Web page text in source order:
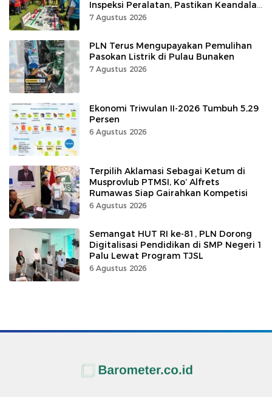
Inspeksi Peralatan, Pastikan Keandalan
Listrik
7 Agustus 2026
PLN Terus Mengupayakan Pemulihan
Pasokan Listrik di Pulau Bunaken
7 Agustus 2026
Ekonomi Triwulan II-2026 Tumbuh 5,29
Persen
6 Agustus 2026
Terpilih Aklamasi Sebagai Ketum di
Musprovlub PTMSI, Ko’ Alfrets
Rumawas Siap Gairahkan Kompetisi
6 Agustus 2026
Semangat HUT RI ke-81, PLN Dorong
Digitalisasi Pendidikan di SMP Negeri 1
Palu Lewat Program TJSL
6 Agustus 2026